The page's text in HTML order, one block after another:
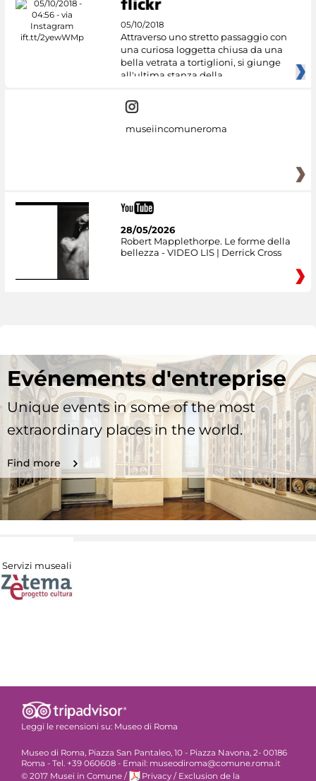
05/10/2018
Attraverso uno stretto passaggio con
una curiosa loggetta chiusa da una
bella vetrata a tortiglioni, si giunge
all'ultima stanza della
museiincomuneroma
28/05/2026
Robert Mapplethorpe. Le forme della
bellezza - VIDEO LIS | Derrick Cross
Evénements d'entreprise
Unique events in some of the most
extraordinary places in the world.
Find more
Servizi museali
Leggi le recensioni su: Museo di Roma
Museo di Roma, Piazza San Pantaleo, 10 - Piazza Navona, 2- 00186
Roma - Tel. +39 060608 - Email: museodiroma@comune.roma.it
© 2017 Musei in Comune / Privacy / Exclusion de la